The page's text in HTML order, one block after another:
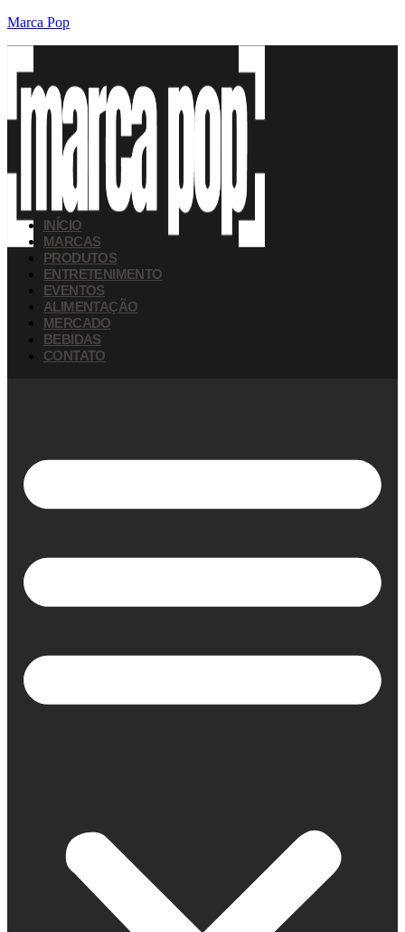
Marca Pop
INÍCIO
MARCAS
PRODUTOS
ENTRETENIMENTO
EVENTOS
ALIMENTAÇÃO
MERCADO
BEBIDAS
CONTATO